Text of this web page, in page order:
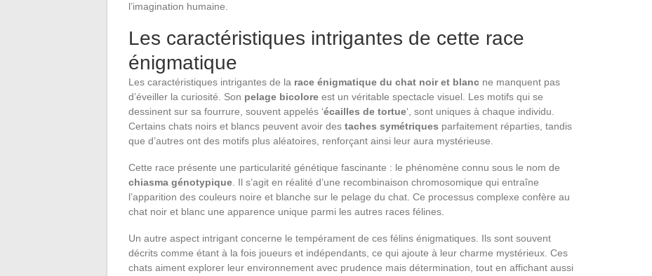
l’imagination humaine.
Les caractéristiques intrigantes de cette race
énigmatique
Les caractéristiques intrigantes de la race énigmatique du chat noir et blanc ne manquent pas
d’éveiller la curiosité. Son pelage bicolore est un véritable spectacle visuel. Les motifs qui se
dessinent sur sa fourrure, souvent appelés ‘écailles de tortue‘, sont uniques à chaque individu.
Certains chats noirs et blancs peuvent avoir des taches symétriques parfaitement réparties, tandis
que d’autres ont des motifs plus aléatoires, renforçant ainsi leur aura mystérieuse.
Cette race présente une particularité génétique fascinante : le phénomène connu sous le nom de
chiasma génotypique . Il s’agit en réalité d’une recombinaison chromosomique qui entraîne
l’apparition des couleurs noire et blanche sur le pelage du chat. Ce processus complexe confère au
chat noir et blanc une apparence unique parmi les autres races félines.
Un autre aspect intrigant concerne le tempérament de ces félins énigmatiques. Ils sont souvent
décrits comme étant à la fois joueurs et indépendants, ce qui ajoute à leur charme mystérieux. Ces
chats aiment explorer leur environnement avec prudence mais détermination, tout en affichant aussi